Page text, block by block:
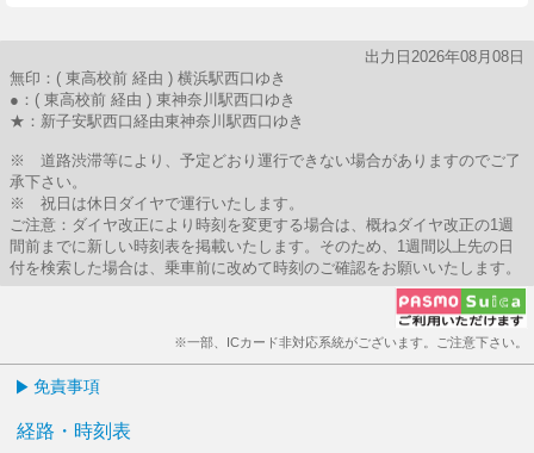
出力日2026年08月08日
無印：( 東高校前 経由 ) 横浜駅西口ゆき
●：( 東高校前 経由 ) 東神奈川駅西口ゆき
★：新子安駅西口経由東神奈川駅西口ゆき
※ 道路渋滞等により、予定どおり運行できない場合がありますのでご了
承下さい。
※ 祝日は休日ダイヤで運行いたします。
ご注意：ダイヤ改正により時刻を変更する場合は、概ねダイヤ改正の1週
間前までに新しい時刻表を掲載いたします。そのため、1週間以上先の日
付を検索した場合は、乗車前に改めて時刻のご確認をお願いいたします。
※一部、ICカード非対応系統がございます。ご注意下さい。
免責事項
経路・時刻表